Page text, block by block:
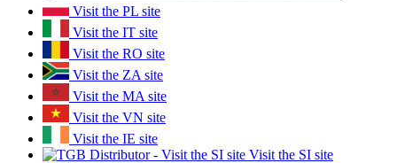
Visit the PL site
Visit the IT site
Visit the RO site
Visit the ZA site
Visit the MA site
Visit the VN site
Visit the IE site
Visit the SI site